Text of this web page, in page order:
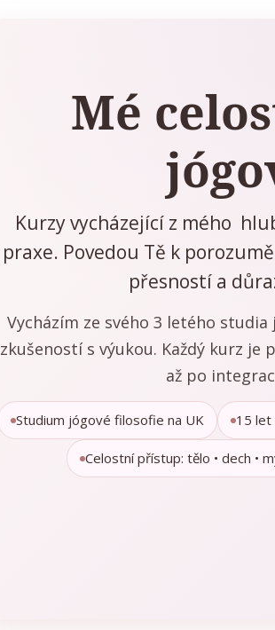
Mé
Kurzy vycházející z mého
praxe. Povedou Tě k
přesností a
Vycházím ze svého 3 letého
zkušeností s výukou. Každý kurz je
až po
Studium jógové filosofie na UK 15 let
Celostní přístup: tělo • dech •